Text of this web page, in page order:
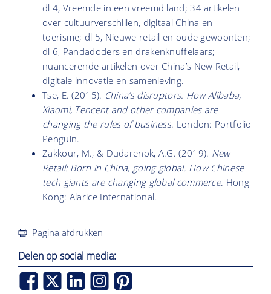
dl 4, Vreemde in een vreemd land; 34 artikelen
over cultuurverschillen, digitaal China en
toerisme; dl 5, Nieuwe retail en oude gewoonten;
dl 6, Pandadoders en drakenknuf­felaars;
nuancerende artikelen over China’s New Retail,
digitale innovatie en samenleving.
Tse, E. (2015). China’s disruptors: How Alibaba,
Xiaomi, Tencent and other companies are
changing the rules of business. London: Portfolio
Penguin.
Zakkour, M., & Dudarenok, A.G. (2019). New
Retail: Born in China, going global. How Chinese
tech giants are changing global commerce. Hong
Kong: Alarice International.
Pagina afdrukken
Delen op social media: